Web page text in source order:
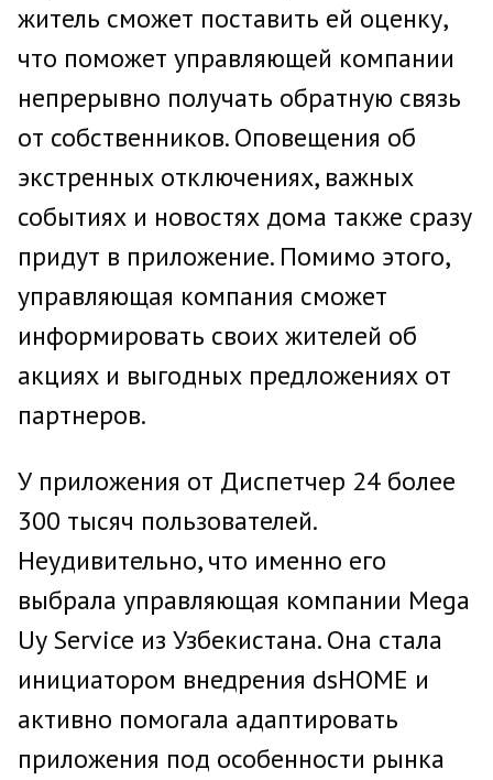
житель сможет поставить ей оценку,
что поможет управляющей компании
непрерывно получать обратную связь
от собственников. Оповещения об
экстренных отключениях, важных
событиях и новостях дома также сразу
придут в приложение. Помимо этого,
управляющая компания сможет
информировать своих жителей об
акциях и выгодных предложениях от
партнеров.
У приложения от Диспетчер 24 более
300 тысяч пользователей.
Неудивительно, что именно его
выбрала управляющая компании Mega
Uy Service из Узбекистана. Она стала
инициатором внедрения dsHOME и
активно помогала адаптировать
приложения под особенности рынка